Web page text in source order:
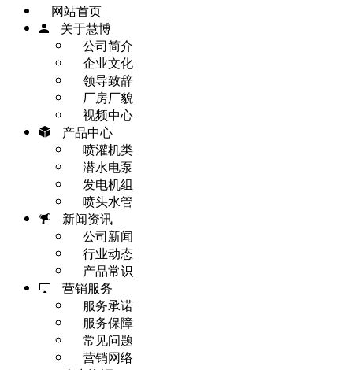
网站首页
关于慧博
公司简介
企业文化
领导致辞
厂房厂貌
视频中心
产品中心
喷灌机类
潜水电泵
发电机组
喷头水管
新闻资讯
公司新闻
行业动态
产品常识
营销服务
服务承诺
服务保障
常见问题
营销网络